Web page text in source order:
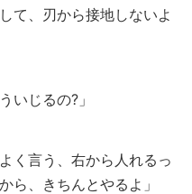
て、刃から接地しないよ
いじるの?」
く言う、右から人れるっ
ら、きちんとやるよ」